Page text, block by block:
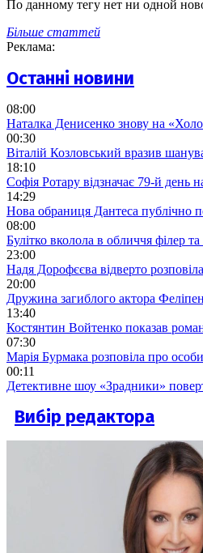
По данному тегу нет ни одной
Більше статтей
Реклама:
Останні новини
08:00
Наталка Денисенко знову на
00:30
Віталій Козловський вразив
18:10
Софія Ротару відзначає 79-й день
14:29
Нова обраниця Дантеса публічно
08:00
Булітко вколола в обличчя філер
23:00
Надя Дорофєєва відверто
20:00
Дружина загиблого актора
13:40
Костянтин Войтенко показав
07:30
Марія Бурмака розповіла про
00:11
Детективне шоу «Зрадники»
Вибір редактора